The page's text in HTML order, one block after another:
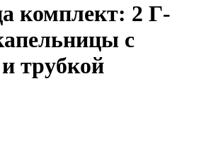
комплект: 2 Г-
с
трубкой